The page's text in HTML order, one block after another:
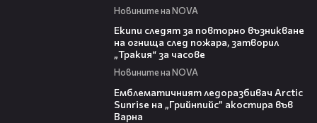
Новините на NOVA
Екипи следят за повторно възникване
на огнища след пожара, затворил
„Тракия“ за часове
Новините на NOVA
Емблематичният ледоразбивач Arctic
Sunrise на „Грийнпийс” акостира във
Варна